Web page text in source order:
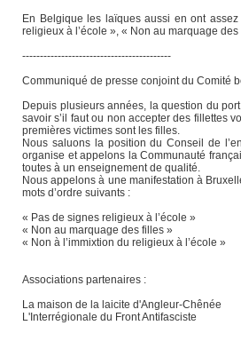
En Belgique les laïques aussi en ont
religieux à l’école », « Non au marquage
------------------------------------------
Communiqué de presse conjoint du Comité
Depuis plusieurs années, la question du
savoir s’il faut ou non accepter des fillettes
premières victimes sont les filles.
Nous saluons la position du Conseil de
organise et appelons la Communauté
toutes à un enseignement de qualité.
Nous appelons à une manifestation à
mots d’ordre suivants :
« Pas de signes religieux à l’école »
« Non au marquage des filles »
« Non à l’immixtion du religieux à l’école »
Associations partenaires :
La maison de la laicite d'Angleur-Chênée
L'Interrégionale du Front Antifasciste